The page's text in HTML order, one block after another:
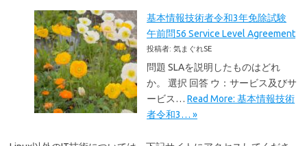
基本情報技術者令和3年免除試験
午前問56 Service Level Agreement
投稿者: 気まぐれSE
問題 SLAを説明したものはどれ
か。 選択 回答 ウ：サービス及びサ
ービス… Read More: 基本情報技術
者令和3… »